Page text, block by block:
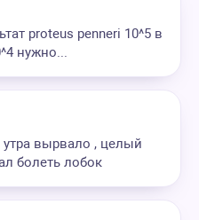
proteus penneri 10^5 в
нужно...
утра вырвало , целый
болеть лобок